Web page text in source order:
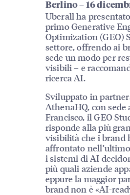
Berlino – 16
Uberall ha
primo Generative
Optimization (GEO)
settore, offrendo ai
sede un modo per
visibili – e
ricerca AI.
Sviluppato in
AthenaHQ, con sede
Francisco, il GEO
risponde alla più
visibilità che i brand
affrontato
i sistemi di AI
più quali aziende
eppure la maggior
brand non è «AI-